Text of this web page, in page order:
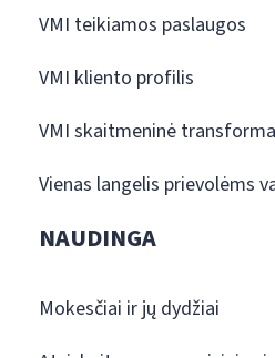
VMI teikiamos paslaugos
VMI kliento profilis
VMI skaitmeninė
Vienas langelis prievolėms
NAUDINGA
Mokesčiai ir jų dydžiai